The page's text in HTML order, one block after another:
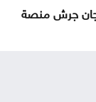
جرش منصة